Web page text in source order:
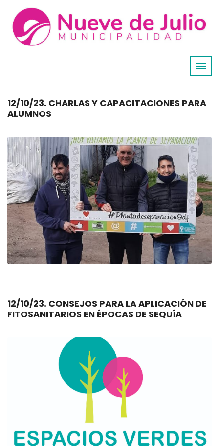
12/10/23. CHARLAS Y CAPACITACIONES PARA
ALUMNOS
12/10/23. CONSEJOS PARA LA APLICACIÓN DE
FITOSANITARIOS EN ÉPOCAS DE SEQUÍA